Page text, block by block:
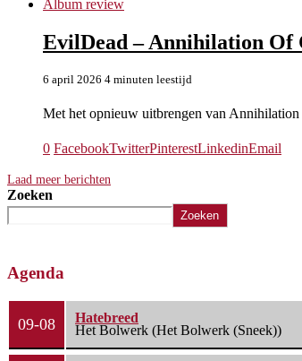
Album review
EvilDead – Annihilation
6 april 2026 4 minuten leestijd
Met het opnieuw uitbrengen van
0 FacebookTwitterPinterestLinkedinEmail
Laad meer berichten
Zoeken
Zoeken
Agenda
09-08
Hatebreed
Het Bolwerk (Het Bolwerk (Sneek))